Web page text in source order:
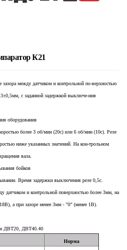
К21
зазора между датчиком и контрольной по-верхностью
3±0,5мм, с заданной задержкой выключе-ния
оборудования
более 3 об/мин (20с) или 6 об/мин (10с). Реле
ниже указанных значений. На кон-трольном
вала.
бойков
Время задержки выключения реле 0,5с.
датчиком и контрольной поверхностью более 3мм, на
а при зазоре менее 3мм - "0" (менее 1В).
ДВТ20, ДВТ40.40
Норма